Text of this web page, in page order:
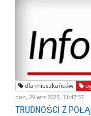
dla mieszkańców
pon, 29 wrz 2025, 11:47:37
TRUDNOŚCI Z